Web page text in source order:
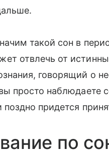
такой сон в
отвлечь от
говорящий о
просто наблюдаете
поздно придется
по